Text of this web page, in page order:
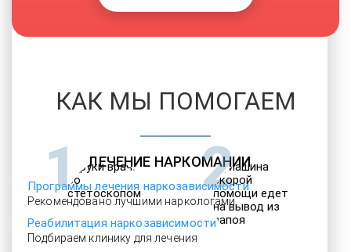
ЛЕЧЕНИЕ НАРКОМАНИИ
Программы лечения наркозависимости
Рекомендовано лучшими наркологами
Реабилитация наркозависимости
Подбираем клинику для лечения
КАК МЫ ПОМОГАЕМ
1 2